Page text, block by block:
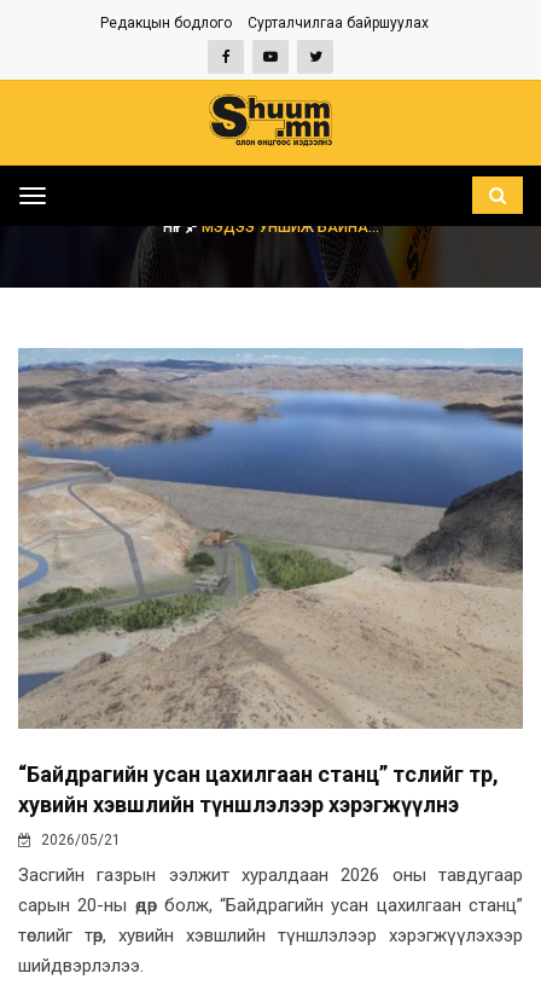
Редакцын бодлого Сурталчилгаа байршуулах
Toggle
НҮҮР МЭДЭЭ УНШИЖ БАЙНА...
“Байдрагийн усан цахилгаан станц” төслийг төр,
хувийн хэвшлийн түншлэлээр хэрэгжүүлнэ
2026/05/21
Засгийн газрын ээлжит хуралдаан 2026 оны тавдугаар
сарын 20-ны өдөр болж, “Байдрагийн усан цахилгаан станц”
төслийг төр, хувийн хэвшлийн түншлэлээр хэрэгжүүлэхээр
шийдвэрлэлээ.